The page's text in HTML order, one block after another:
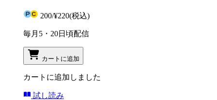
200/¥220(税込)
毎月5・20日頃配信
カートに追加
カートに追加しました
試し読み